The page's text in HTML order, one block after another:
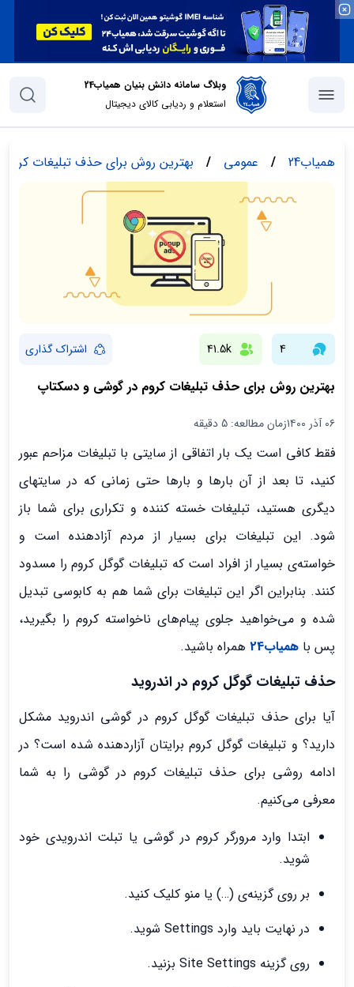
وبلاگ سامانه دانش بنیان همیاب24
استعلام و ردیابی کالای دیجیتال
همیاب24 / عمومی / بهترین روش برای حذف تبلیغات
4
41.5k اشتراک گذاری
بهترین روش برای حذف تبلیغات کروم در گوشی و دسکتاپ
۰۶ آذر ۱۴۰۰ زمان مطالعه: 5 دقیقه
فقط کافی است یک بار اتفاقی از سایتی با تبلیغات مزاحم عبور
کنید، تا بعد از آن بارها و بارها حتی زمانی که در سایتهای
دیگری هستید، تبلیغات خسته کننده و تکراری برای شما باز
شود. این تبلیغات برای بسیار از مردم آزادهنده است و
خواسته‌ی بسیار از افراد است که تبلیغات گوگل کروم را مسدود
کنند. بنابراین اگر این تبلیغات برای شما هم به کابوسی تبدیل
شده و می‌خواهید جلوی پیام‌های ناخواسته کروم را بگیرید،
پس با همیاب24 همراه باشید.
حذف تبلیغات گوگل کروم در اندروید
آیا برای حذف تبلیغات گوگل کروم در گوشی اندروید مشکل
دارید؟ و تبلیغات گوگل کروم برایتان آزاردهنده شده است؟ در
ادامه روشی برای حذف تبلیغات کروم در گوشی را به شما
معرفی می‌کنیم.
ابتدا وارد مرورگر کروم در گوشی یا تبلت اندرویدی خود
شوید.
بر روی گزینه‌ی (…) یا منو کلیک کنید.
در نهایت باید وارد Settings شوید.
روی گزینه Site Settings بزنید.